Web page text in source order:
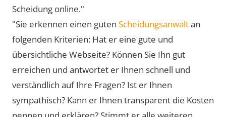
Scheidung online."
"Sie erkennen einen guten Scheidungsanwaltan
folgenden Kriterien: Hat er eine gute und
übersichtliche Webseite? Können Sie Ihn gut
erreichen und antwortet er Ihnen schnell und
verständlich auf Ihre Fragen? Ist er Ihnen
sympathisch? Kann er Ihnen transparent die Kosten